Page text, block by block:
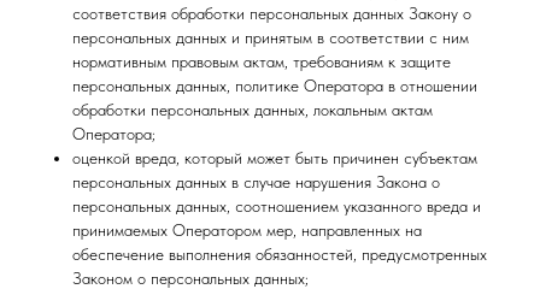
соответствия обработки персональных данных Закону о
персональных данных и принятым в соответствии с ним
нормативным правовым актам, требованиям к защите
персональных данных, политике Оператора в отношении
обработки персональных данных, локальным актам
Оператора;
оценкой вреда, который может быть причинен субъектам
персональных данных в случае нарушения Закона о
персональных данных, соотношением указанного вреда и
принимаемых Оператором мер, направленных на
обеспечение выполнения обязанностей, предусмотренных
Законом о персональных данных;